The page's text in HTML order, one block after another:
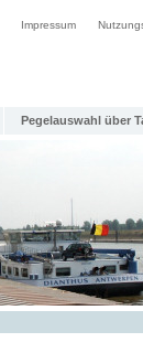
Impressum
Pegelauswahl über